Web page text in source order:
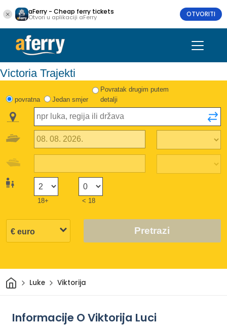
aFerry - Cheap ferry tickets
Otvori u aplikaciji aFerry OTVORITI
Victoria Trajekti
povratna Jedan smjer
Povratak drugim putem
detalji
18+ < 18
Pretrazi
DomLuke Viktorija
Informacije O Viktorija Luci